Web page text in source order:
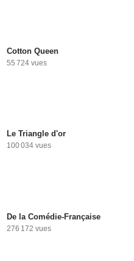
Cotton Queen
55 724 vues
Le Triangle d'or
100 034 vues
De la Comédie-Française
276 172 vues